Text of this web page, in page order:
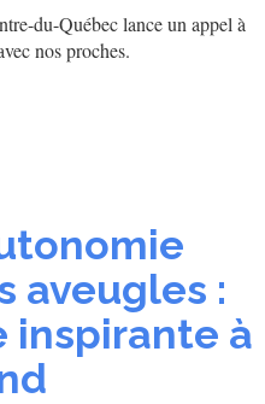
du-Québec lance un appel à
nos proches.
aveugles :
inspirante à